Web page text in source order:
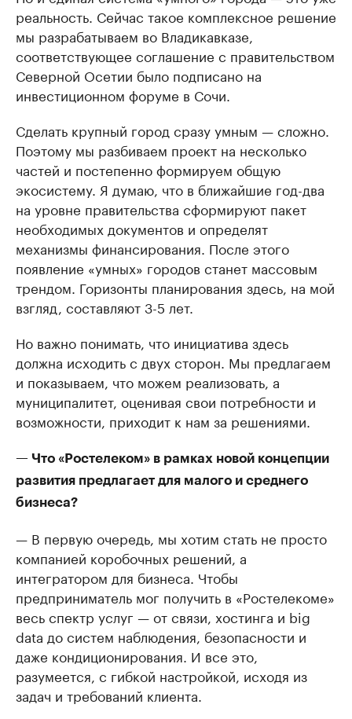
реальность. Сейчас такое комплексное решение
мы разрабатываем во Владикавказе,
соответствующее соглашение с правительством
Северной Осетии было подписано на
инвестиционном форуме в Сочи.
Сделать крупный город сразу умным — сложно.
Поэтому мы разбиваем проект на несколько
частей и постепенно формируем общую
экосистему. Я думаю, что в ближайшие год-два
на уровне правительства сформируют пакет
необходимых документов и определят
механизмы финансирования. После этого
появление «умных» городов станет массовым
трендом. Горизонты планирования здесь, на мой
взгляд, составляют 3-5 лет.
Но важно понимать, что инициатива здесь
должна исходить с двух сторон. Мы предлагаем
и показываем, что можем реализовать, а
муниципалитет, оценивая свои потребности и
возможности, приходит к нам за решениями.
— Что «Ростелеком» в рамках новой концепции
развития предлагает для малого и среднего
бизнеса?
— В первую очередь, мы хотим стать не просто
компанией коробочных решений, а
интегратором для бизнеса. Чтобы
предприниматель мог получить в «Ростелекоме»
весь спектр услуг — от связи, хостинга и big
data до систем наблюдения, безопасности и
даже кондиционирования. И все это,
разумеется, с гибкой настройкой, исходя из
задач и требований клиента.